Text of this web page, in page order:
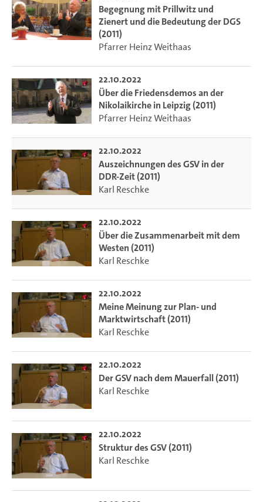
Begegnung mit Prillwitz und
Zienert und die Bedeutung der DGS
(2011)
Pfarrer Heinz Weithaas
22.10.2022
Über die Friedensdemos an der
Nikolaikirche in Leipzig (2011)
Pfarrer Heinz Weithaas
22.10.2022
Auszeichnungen des GSV in der
DDR-Zeit (2011)
Karl Reschke
22.10.2022
Über die Zusammenarbeit mit dem
Westen (2011)
Karl Reschke
22.10.2022
Meine Meinung zur Plan- und
Marktwirtschaft (2011)
Karl Reschke
22.10.2022
Der GSV nach dem Mauerfall (2011)
Karl Reschke
22.10.2022
Struktur des GSV (2011)
Karl Reschke